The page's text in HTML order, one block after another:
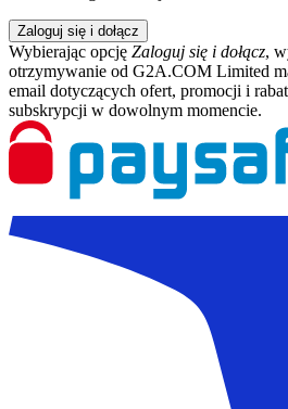
Zaloguj się i dołącz
Wybierając opcję Zaloguj się i dołącz,
otrzymywanie od G2A.COM Limited
email dotyczących ofert, promocji i
subskrypcji w dowolnym momencie.